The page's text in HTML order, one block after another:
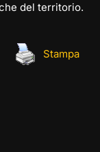
del territorio.
Stampa